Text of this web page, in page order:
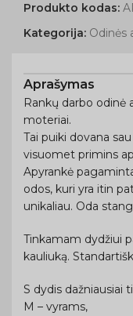
Produkto kodas:
Kategorija: Odinės
Aprašymas
Rankų darbo odinė
moteriai.
Tai puiki dovana
visuomet primins
Apyrankė
odos, kuri yra itin
unikaliau. Oda
Tinkamam dydžiui
kauliuką.
S dydis dažniausiai
M – vyrams,